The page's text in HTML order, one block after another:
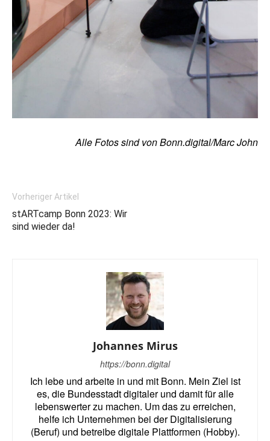
Alle Fotos sind von Bonn.digital/Marc John
Vorheriger Artikel
stARTcamp Bonn 2023: Wir
sind wieder da!
Johannes Mirus
https://bonn.digital
Ich lebe und arbeite in und mit Bonn. Mein Ziel ist
es, die Bundesstadt digitaler und damit für alle
lebenswerter zu machen. Um das zu erreichen,
helfe ich Unternehmen bei der Digitalisierung
(Beruf) und betreibe digitale Plattformen (Hobby).